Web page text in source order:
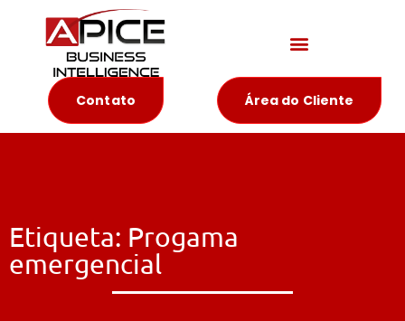
Contato Área do Cliente
Etiqueta: Progama
emergencial